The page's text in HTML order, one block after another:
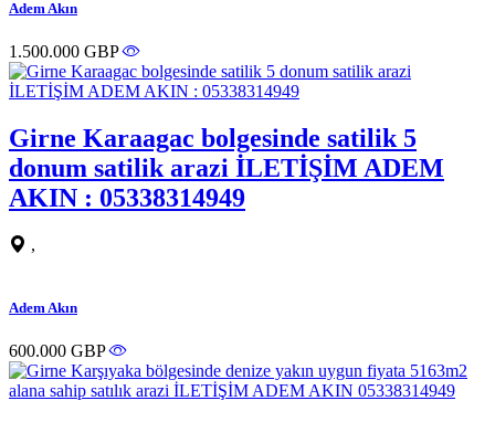
Adem Akın
1.500.000 GBP
Girne Karaagac bolgesinde satilik 5
donum satilik arazi İLETİŞİM ADEM
AKIN : 05338314949
,
Adem Akın
600.000 GBP